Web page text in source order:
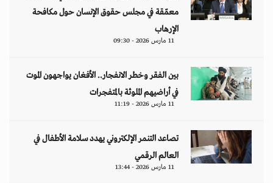
معمّقة في مجلس حقوق الإنسان حول مكافحة
الإرهاب
11 مارس 2026 - 09:30
بين الفقر وخطر الانفجار.. الأفغان يواجهون الموت
في أراضيهم الملوثة بالمتفجرات
11 مارس 2026 - 11:19
تصاعد التنمر الإلكتروني يهدد سلامة الأطفال في
العالم الرقمي
11 مارس 2026 - 13:44